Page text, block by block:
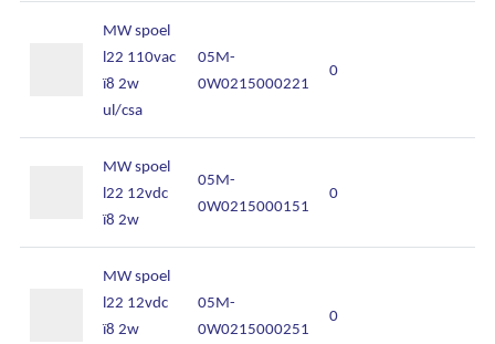
MW spoel
l22 110vac
ï8 2w
ul/csa
05M-
0W0215000221
0
MW spoel
l22 12vdc
ï8 2w
05M-
0W0215000151
0
MW spoel
l22 12vdc
ï8 2w
05M-
0W0215000251
0